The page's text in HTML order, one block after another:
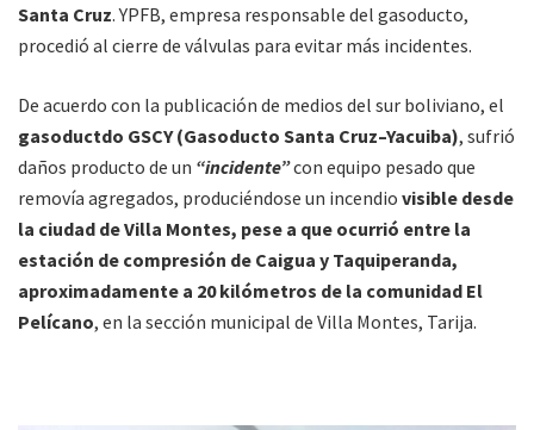
Santa Cruz. YPFB, empresa responsable del gasoducto,
procedió al cierre de válvulas para evitar más incidentes.
De acuerdo con la publicación de medios del sur boliviano, el
gasoductdo GSCY (Gasoducto Santa Cruz–Yacuiba), sufrió
daños producto de un “incidente”con equipo pesado que
removía agregados, produciéndose un incendio visible desde
la ciudad de Villa Montes, pese a que ocurrió entre la
estación de compresión de Caigua y Taquiperanda,
aproximadamente a 20 kilómetros de la comunidad El
Pelícano, en la sección municipal de Villa Montes, Tarija.